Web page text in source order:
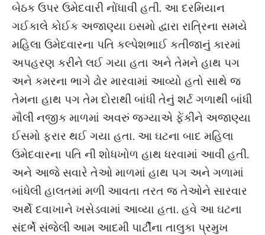
બેઠક ઉપર ઉમેદવારી નોંધાવી હતી. આ દરમિયાન
ગઈકાલે કોઈક અજાણ્યા ઇસમો દ્વારા રાત્રિના સમયે
મહિલા ઉમેદવારના પતિ કલ્પેશભાઈ કતીજાનું કારમાં
અપહરણ કરીને લઈ ગયા હતા અને તેમને હાથ પગ
અને કમરના ભાગે ઢોર મારવામાં આવ્યો હતો સાથે જ
તેમના હાથ પગ તેમ દોરાથી બાંધી તેનું શર્ટ ગળાથી બાંધી
મૌલી નજીક માળમાં અવરું જગ્યાએ ફેંકીને અજાણ્યા
ઈસમો ફરાર થઈ ગયા હતા. આ ઘટના બાદ મહિલા
ઉમેદવારના પતિ ની શોધખોળ હાથ ધરવામાં આવી હતી.
અને આજે સવારે તેઓ માળમાં હાથ પગ અને ગળામાં
બાંધેલી હાલતમાં મળી આવતા તરત જ તેઓને સારવાર
અર્થે દવાખાને ખસેડવામાં આવ્યા હતા. હવે આ ઘટના
સંદર્ભે સંજેલી આમ આદમી પાર્ટીના તાલુકા પ્રમુખ